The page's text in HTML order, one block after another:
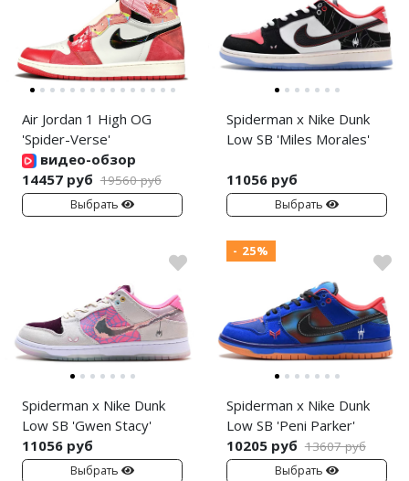
Air Jordan 1 High OG
'Spider-Verse'
видео-обзор
14457 руб 19560 руб
Выбрать
Spiderman x Nike Dunk
Low SB 'Miles Morales'
11056 руб
Выбрать
Spiderman x Nike Dunk
Low SB 'Gwen Stacy'
11056 руб
Выбрать
- 25%
Spiderman x Nike Dunk
Low SB 'Peni Parker'
10205 руб 13607 руб
Выбрать